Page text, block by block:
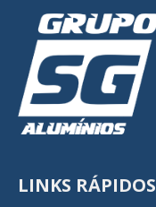
LINKS RÁPIDOS